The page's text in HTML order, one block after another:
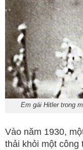
Em gái Hitler trong
Vào năm 1930,
thải khỏi một công